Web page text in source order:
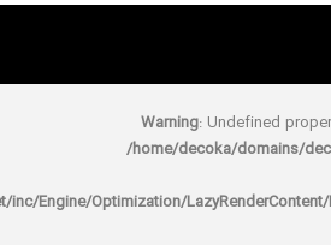
Warning:
/home/decoka/
rocket/inc/Engine/Optimization/